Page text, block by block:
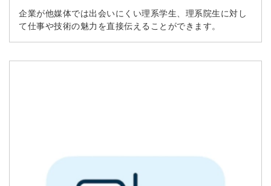
企業が他媒体では出会いにくい理系学生、理系院生に対し
て仕事や技術の魅力を直接伝えることができます。